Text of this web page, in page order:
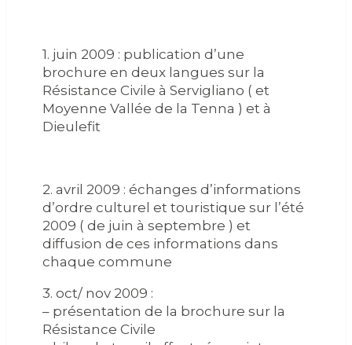
1. juin 2009 : publication d’une
brochure en deux langues sur la
Résistance Civile à Servigliano ( et
Moyenne Vallée de la Tenna ) et à
Dieulefit
2. avril 2009 : échanges d’informations
d’ordre culturel et touristique sur l’été
2009 ( de juin à septembre ) et
diffusion de ces informations dans
chaque commune
3. oct/ nov 2009 :
– présentation de la brochure sur la
Résistance Civile